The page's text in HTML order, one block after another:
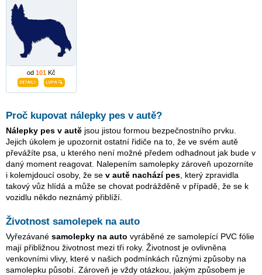
od 101 Kč
Proč kupovat nálepky pes v autě?
Nálepky pes v autě jsou jistou formou bezpečnostního prvku.
Jejich úkolem je upozornit ostatní řidiče na to, že ve svém autě
převážíte psa, u kterého není možné předem odhadnout jak bude v
daný moment reagovat. Nalepením samolepky zároveň upozorníte
i kolemjdoucí osoby, že se v autě nachází pes , který zpravidla
takový vůz hlídá a může se chovat podrážděně v případě, že se k
vozidlu někdo neznámý přiblíží.
Životnost samolepek na auto
Vyřezávané samolepky na auto vyráběné ze samolepící PVC fólie
mají přibližnou životnost mezi tři roky. Životnost je ovlivněna
venkovními vlivy, které v našich podmínkách různými způsoby na
samolepku působí. Zároveň je vždy otázkou, jakým způsobem je